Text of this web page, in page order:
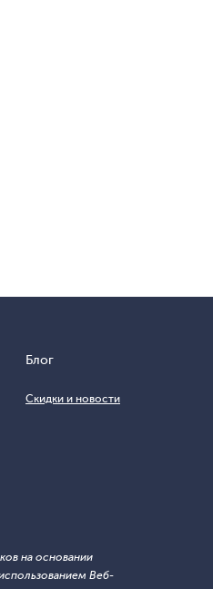
Блог
Скидки и новости
на основании
Веб-